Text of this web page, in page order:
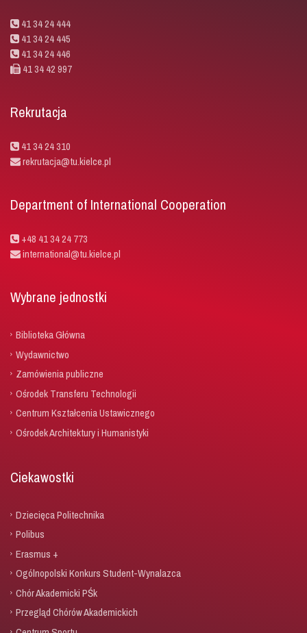
41 34 24 444
41 34 24 445
41 34 24 446
41 34 42 997
Rekrutacja
41 34 24 310
rekrutacja@tu.kielce.pl
Department of International Cooperation
+48 41 34 24 773
international@tu.kielce.pl
Wybrane jednostki
Biblioteka Główna
Wydawnictwo
Zamówienia publiczne
Ośrodek Transferu Technologii
Centrum Kształcenia Ustawicznego
Ośrodek Architektury i Humanistyki
Ciekawostki
Dziecięca Politechnika
Polibus
Erasmus +
Ogólnopolski Konkurs Student-Wynalazca
Chór Akademicki PŚk
Przegląd Chórów Akademickich